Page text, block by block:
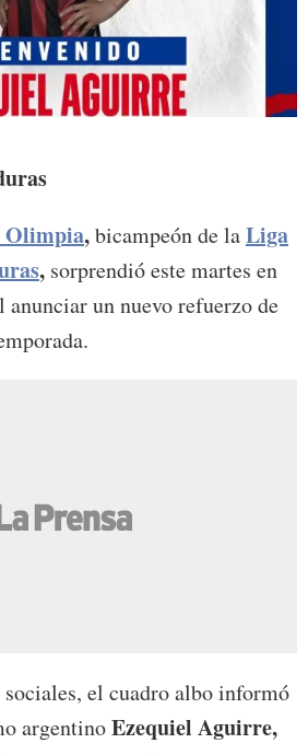
Olimpia,bicampeón de laLiga
, sorprendió este martes en
anunciar un nuevo refuerzo de
el cuadro albo informó
argentinoEzequiel Aguirre,